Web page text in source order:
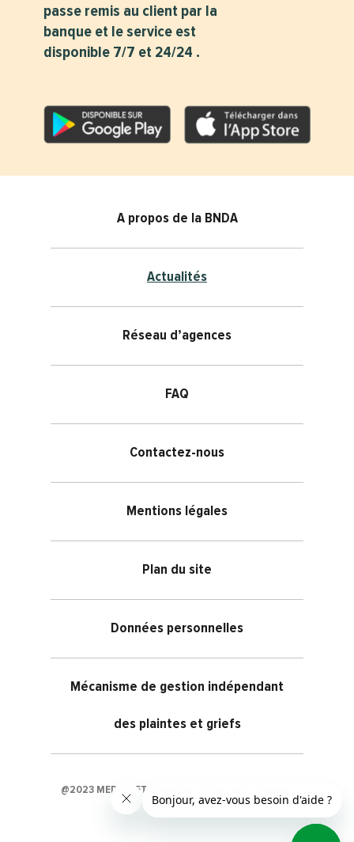
passe remis au client par la
banque et le service est
disponible 7/7 et 24/24 .
A propos de la BNDA
Actualités
Réseau d’agences
FAQ
Contactez-nous
Mentions légales
Plan du site
Données personnelles
Mécanisme de gestion indépendant
des plaintes et griefs
@2023 MEDIANET